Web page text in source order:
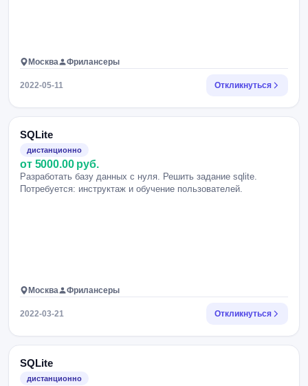
Москва Фрилансеры
2022-05-11 Откликнуться
SQLite
дистанционно
от 5000.00 руб.
Разработать базу данных с нуля. Решить задание sqlite.
Потребуется: инструктаж и обучение пользователей.
Москва Фрилансеры
2022-03-21 Откликнуться
SQLite
дистанционно